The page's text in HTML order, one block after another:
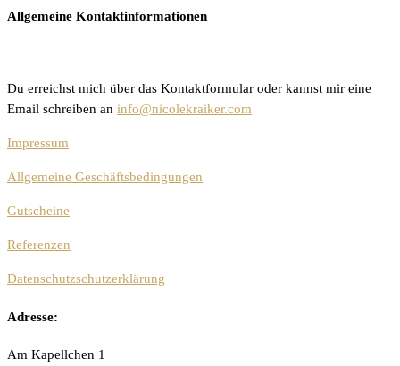
Allgemeine Kontaktinformationen
Du erreichst mich über das Kontaktformular oder kannst mir eine
Email schreiben an info@nicolekraiker.com
Impressum
Allgemeine Geschäftsbedingungen
Gutscheine
Referenzen
Datenschutzschutzerklärung
Adresse:
Am Kapellchen 1